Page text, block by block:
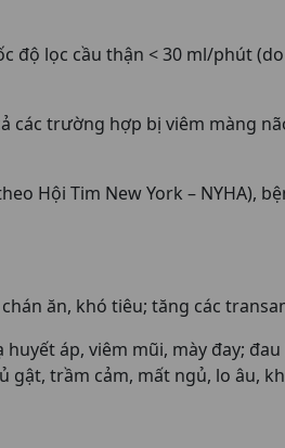
độ lọc cầu thận < 30 ml/phút
các trường hợp bị viêm màng
Hội Tim New York – NYHA),
ăn, khó tiêu; tăng các
áp, viêm mũi, mày đay;
trầm cảm, mất ngủ, lo âu,